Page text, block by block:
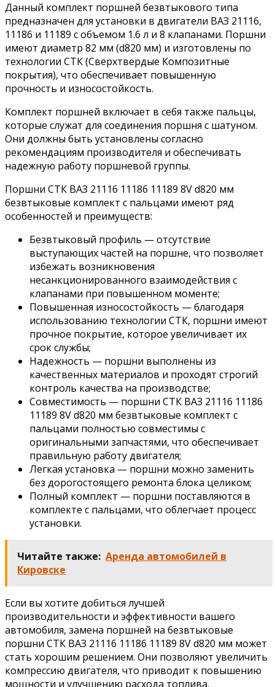
Данный комплект поршней безвтыкового типа
предназначен для установки в двигатели ВАЗ 21116,
11186 и 11189 с объемом 1.6 л и 8 клапанами. Поршни
имеют диаметр 82 мм (d820 мм) и изготовлены по
технологии СТК (Сверхтвердые Композитные
покрытия), что обеспечивает повышенную
прочность и износостойкость.
Комплект поршней включает в себя также пальцы,
которые служат для соединения поршня с шатуном.
Они должны быть установлены согласно
рекомендациям производителя и обеспечивать
надежную работу поршневой группы.
Поршни СТК ВАЗ 21116 11186 11189 8V d820 мм
безвтыковые комплект с пальцами имеют ряд
особенностей и преимуществ:
Безвтыковый профиль — отсутствие
выступающих частей на поршне, что позволяет
избежать возникновения
несанкционированного взаимодействия с
клапанами при повышенном моменте;
Повышенная износостойкость — благодаря
использованию технологии СТК, поршни имеют
прочное покрытие, которое увеличивает их
срок службы;
Надежность — поршни выполнены из
качественных материалов и проходят строгий
контроль качества на производстве;
Совместимость — поршни СТК ВАЗ 21116 11186
11189 8V d820 мм безвтыковые комплект с
пальцами полностью совместимы с
оригинальными запчастями, что обеспечивает
правильную работу двигателя;
Легкая установка — поршни можно заменить
без дорогостоящего ремонта блока целиком;
Полный комплект — поршни поставляются в
комплекте с пальцами, что облегчает процесс
установки.
Читайте также: Аренда автомобилей в
Кировске
Если вы хотите добиться лучшей
производительности и эффективности вашего
автомобиля, замена поршней на безвтыковые
поршни СТК ВАЗ 21116 11186 11189 8V d820 мм может
стать хорошим решением. Они позволяют увеличить
компрессию двигателя, что приводит к повышению
мощности и улучшению расхода топлива.